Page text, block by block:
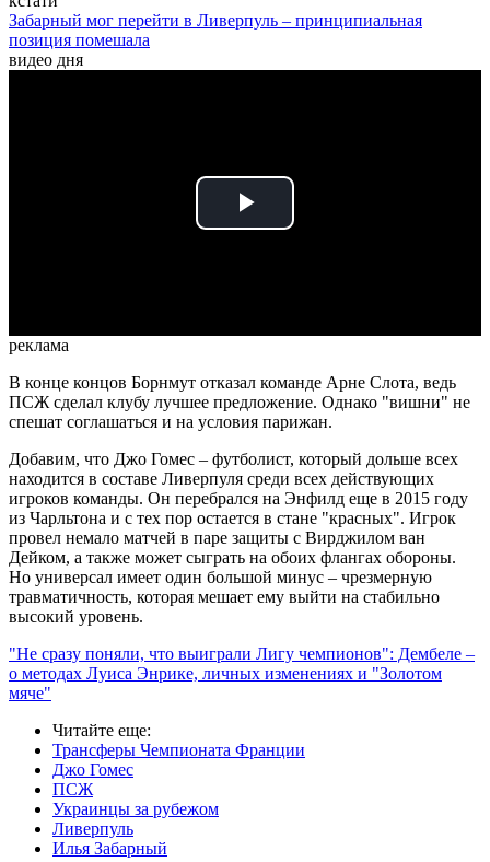
Забарный мог перейти в Ливерпуль – принципиальная
позиция помешала
видео дня
Play
реклама
В конце концов Борнмут отказал команде Арне Слота, ведь
ПСЖ сделал клубу лучшее предложение. Однако "вишни" не
спешат соглашаться и на условия парижан.
Добавим, что Джо Гомес – футболист, который дольше всех
находится в составе Ливерпуля среди всех действующих
игроков команды. Он перебрался на Энфилд еще в 2015 году
из Чарльтона и с тех пор остается в стане "красных". Игрок
провел немало матчей в паре защиты с Вирджилом ван
Дейком, а также может сыграть на обоих флангах обороны.
Но универсал имеет один большой минус – чрезмерную
травматичность, которая мешает ему выйти на стабильно
высокий уровень.
"Не сразу поняли, что выиграли Лигу чемпионов": Дембеле –
о методах Луиса Энрике, личных изменениях и "Золотом
мяче"
Читайте еще:
Трансферы Чемпионата Франции
Джо Гомес
ПСЖ
Украинцы за рубежом
Ливерпуль
Илья Забарный